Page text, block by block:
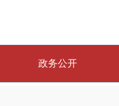
政务公开